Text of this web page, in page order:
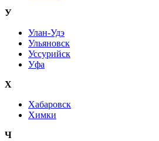
У
Улан-Удэ
Ульяновск
Уссурийск
Уфа
Х
Хабаровск
Химки
Ч